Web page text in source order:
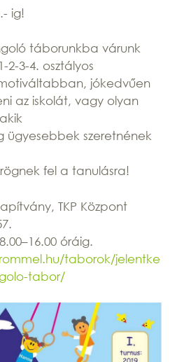
ig!
táborunkba várunk
2-3-4. osztályos
jókedvűen
az iskolát, vagy olyan
ügyesebbek szeretnének
fel a tanulásra!
TKP Központ
óráig.
taborok/jelentke
tabor/